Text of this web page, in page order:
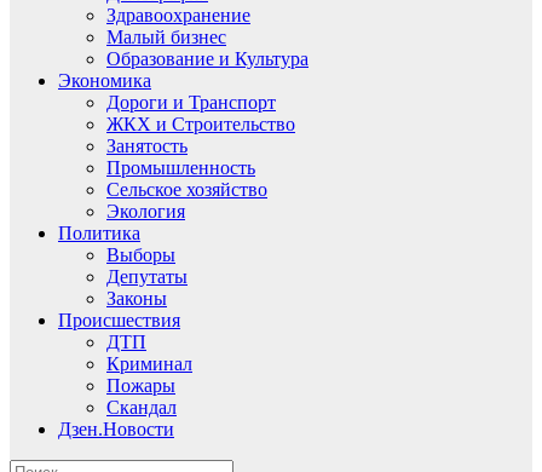
Здравоохранение
Малый бизнес
Образование и Культура
Экономика
Дороги и Транспорт
ЖКХ и Строительство
Занятость
Промышленность
Сельское хозяйство
Экология
Политика
Выборы
Депутаты
Законы
Происшествия
ДТП
Криминал
Пожары
Скандал
Дзен.Новости